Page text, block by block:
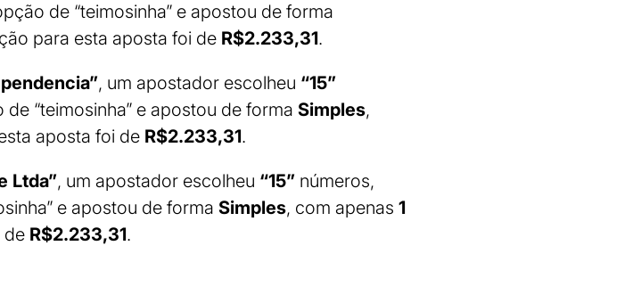
de “teimosinha” e apostou de forma
para esta aposta foi de R$2.233,31.
, um apostador escolheu “15”
de “teimosinha” e apostou de forma Simples,
aposta foi de R$2.233,31.
Ltda”, um apostador escolheu “15” números,
e apostou de forma Simples, com apenas 1
de R$2.233,31.